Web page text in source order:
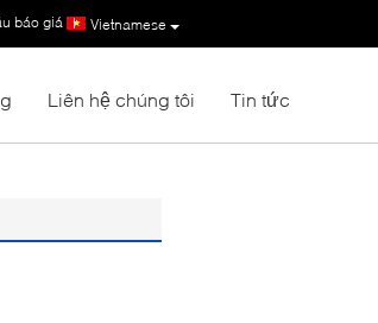
Vietnamese
báo giá |
Liên hệ chúng tôi Tin tức